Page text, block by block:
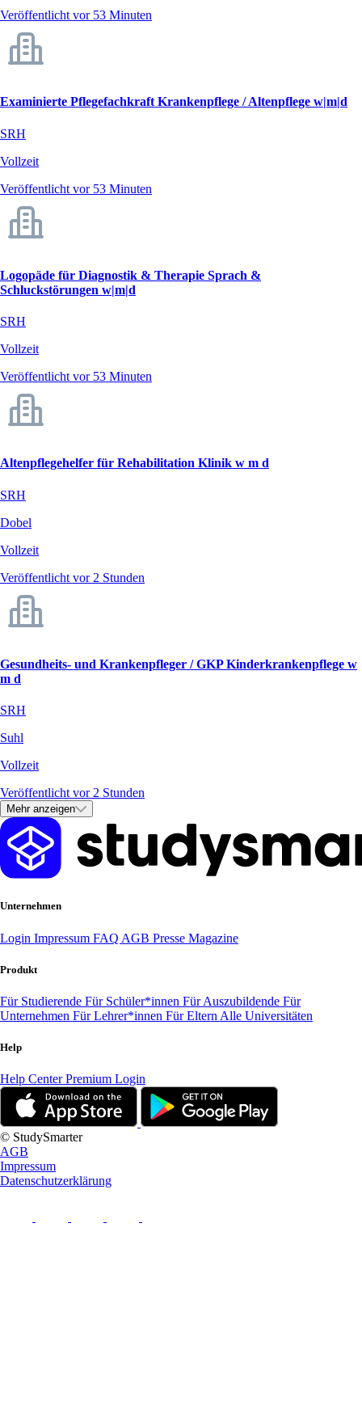
Veröffentlicht vor 53 Minuten
Examinierte Pflegefachkraft Krankenpflege / Altenpflege w|m|d
SRH
Vollzeit
Veröffentlicht vor 53 Minuten
Logopäde für Diagnostik & Therapie Sprach &
Schluckstörungen w|m|d
SRH
Vollzeit
Veröffentlicht vor 53 Minuten
Altenpflegehelfer für Rehabilitation Klinik w m d
SRH
Dobel
Vollzeit
Veröffentlicht vor 2 Stunden
Gesundheits- und Krankenpfleger / GKP Kinderkrankenpflege w
m d
SRH
Suhl
Vollzeit
Veröffentlicht vor 2 Stunden
Mehr anzeigen
Unternehmen
Login Impressum FAQ AGB Presse Magazine
Produkt
Für Studierende Für Schüler*innen Für Auszubildende Für
Unternehmen Für Lehrer*innen Für Eltern Alle Universitäten
Help
Help CenterPremium Login
© StudySmarter
AGB
Impressum
Datenschutzerklärung